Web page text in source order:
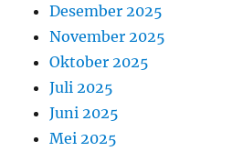
Desember 2025
November 2025
Oktober 2025
Juli 2025
Juni 2025
Mei 2025